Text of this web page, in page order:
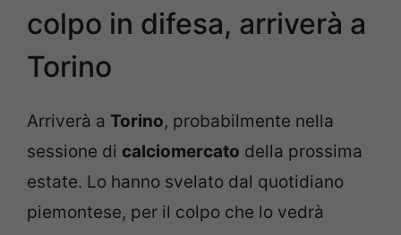
colpo in difesa, arriverà a
Torino
Arriverà a Torino, probabilmente nella
sessione di calciomercato della prossima
estate. Lo hanno svelato dal quotidiano
piemontese, per il colpo che lo vedrà